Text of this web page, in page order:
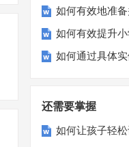
如何有效地准
如何有效提升
如何通过具体
还需要掌握
如何让孩子轻